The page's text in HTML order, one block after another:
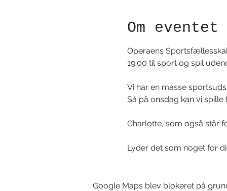
Om eventet
Operaens
19:00 til sport og spil
Vi har en masse
Så på onsdag kan vi
Charlotte, som også står
Lyder det som noget for
Google Maps blev blokeret på